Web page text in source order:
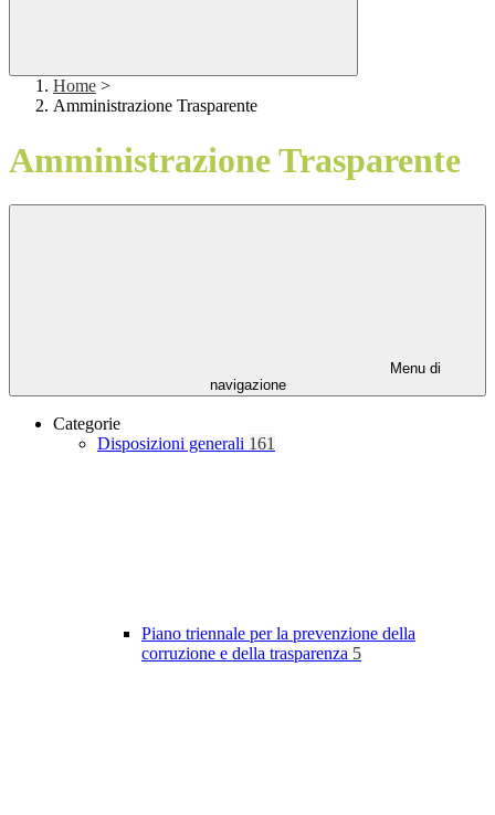
Home >
Amministrazione Trasparente
Amministrazione Trasparente
Menu di
navigazione
Categorie
Disposizioni generali 161
Piano triennale per la prevenzione della
corruzione e della trasparenza 5